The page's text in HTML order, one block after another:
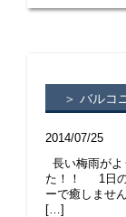
＞ バルコ
2014/07/25
長い梅雨がよ
た！！ 1日の
ーで癒しませ
[…]